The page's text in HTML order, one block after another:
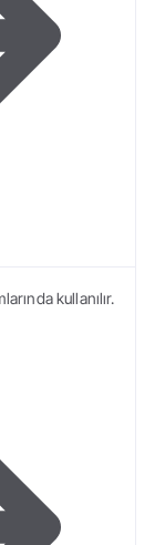
kullanılır.